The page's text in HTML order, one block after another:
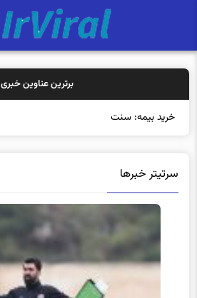
برترین عناوین خبری
خرید بیمه: سنتی یا آنلاین؟ کدامیک تج
سرتیتر خبرها